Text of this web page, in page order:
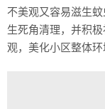
不美观又容易滋生
生死角清理，并积
观，美化小区整体环